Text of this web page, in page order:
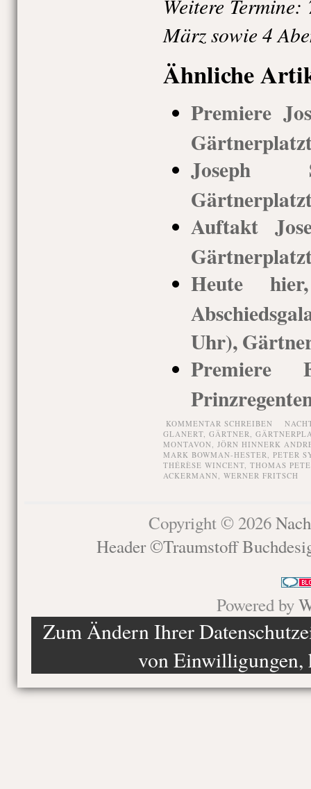
Weitere
März sowie 4
Ähnliche
Premiere
Joseph
Auftakt
Heute
Uhr),
Premiere
KOMMENTAR SCHREIBEN
GLANERT, GÄRTNER,
MONTAVON, JÖRN HINNERK
MARK BOWMAN-HESTER, PETER
THÉRÈSE WINCENT, THOMAS
ACKERMANN, WERNER FRITSCH
Copyright © 2026
Header ©Traumstoff
Powered by
Zum Ändern Ihrer
von